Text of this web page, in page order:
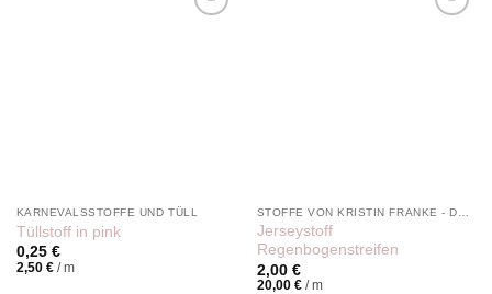
KARNEVALSSTOFFE UND TÜLL
Tüllstoff in pink
0,25 €
2,50 €/m
Jerseystoff
Regenbogenstreifen
2,00 €
20,00 €/m